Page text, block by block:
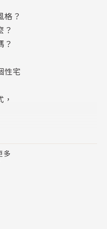
？
性宅
符合生活習慣實用性的
念，無法具體而明確地
中的居家。
多